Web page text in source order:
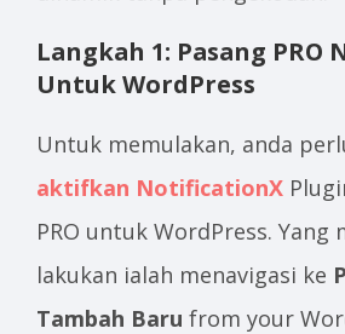
Langkah 1: Pasang
Untuk WordPress
Untuk memulakan, anda
aktifkan NotificationX
PRO untuk WordPress. Yang
lakukan ialah menavigasi ke
Tambah Baru from your